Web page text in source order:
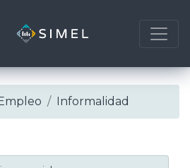
Informalidad